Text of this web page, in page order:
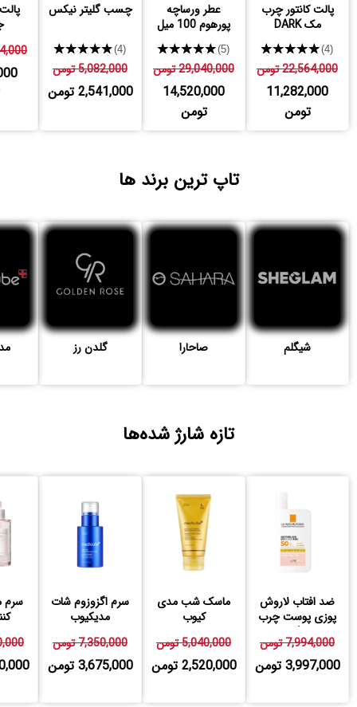
پالت کانتور چرب
مک DARK
★★★★★(4)
22,564,000 تومن
11,282,000
تومن
عطر ورساچه
پورهوم 100 میل
★★★★★(5)
29,040,000 تومن
14,520,000
تومن
چسب گلیتر نیکس
★★★★★(4)
5,082,000 تومن
2,541,000 تومن
تاپ ترین برند ها
شیگلم صاحارا گلدن رز
تازه شارژ شده‌ها
ضد افتاب لاروش
پوزی پوست چرب
رنگی
7,994,000 تومن
3,997,000 تومن
ماسک شب مدی
کیوب
5,040,000 تومن
2,520,000 تومن
سرم اگزوزوم شات
مدیکیوب
7,350,000 تومن
3,675,000 تومن
سرم